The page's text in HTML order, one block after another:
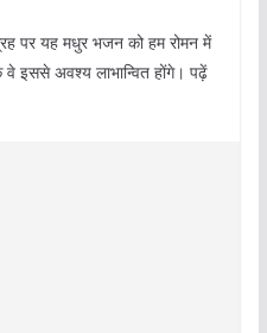
पर यह मधुर भजन को हम रोमन में
इससे अवश्य लाभान्वित होंगे। पढ़ें